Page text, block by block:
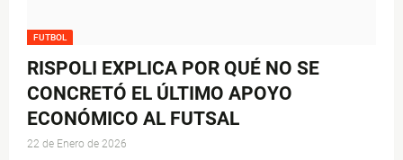
FUTBOL
RISPOLI EXPLICA POR QUÉ NO SE
CONCRETÓ EL ÚLTIMO APOYO
ECONÓMICO AL FUTSAL
22 de Enero de 2026